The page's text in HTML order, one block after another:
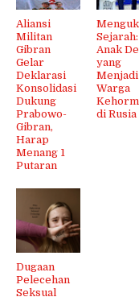
Aliansi
Militan
Gibran
Gelar
Deklarasi
Konsolidasi
Dukung
Prabowo-
Gibran,
Harap
Menang 1
Putaran
Sejarah:
Anak
yang
Menjadi
Warga
di Rusia
Dugaan
Pelecehan
Seksual